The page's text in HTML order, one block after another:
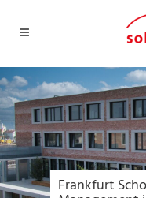
Frankfurt